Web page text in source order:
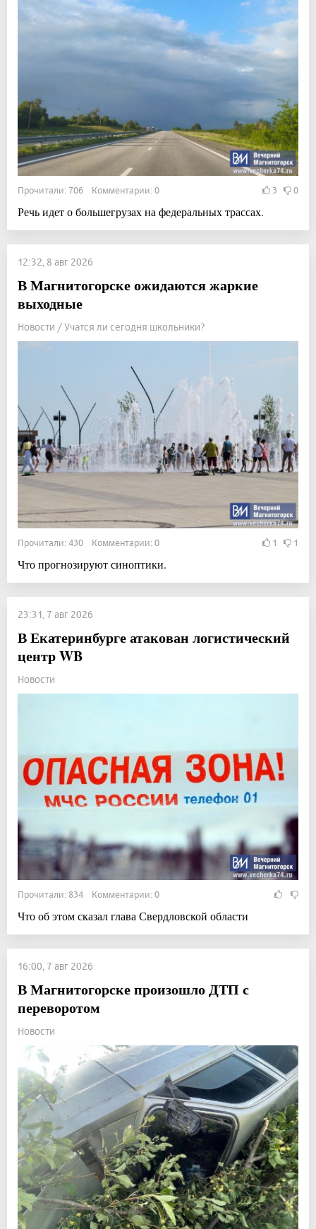
Прочитали: 706 Комментарии: 0 3 0
Речь идет о большегрузах на федеральных трассах.
12:32, 8 авг 2026
В Магнитогорске ожидаются жаркие
выходные
Новости / Учатся ли сегодня школьники?
Прочитали: 430 Комментарии: 0 1 1
Что прогнозируют синоптики.
23:31, 7 авг 2026
В Екатеринбурге атакован логистический
центр WB
Новости
Прочитали: 834 Комментарии: 0
Что об этом сказал глава Свердловской области
16:00, 7 авг 2026
В Магнитогорске произошло ДТП с
переворотом
Новости